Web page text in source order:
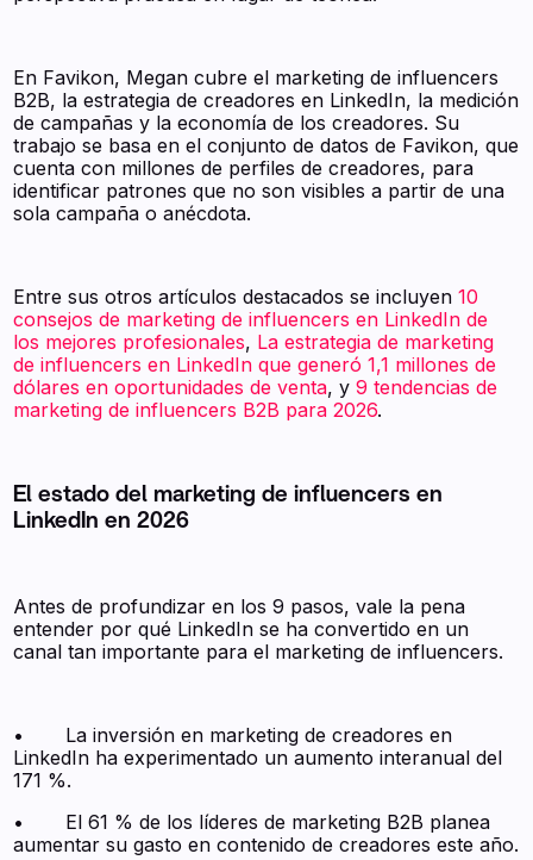
En Favikon, Megan cubre el marketing de influencers
B2B, la estrategia de creadores en LinkedIn, la medición
de campañas y la economía de los creadores. Su
trabajo se basa en el conjunto de datos de Favikon, que
cuenta con millones de perfiles de creadores, para
identificar patrones que no son visibles a partir de una
sola campaña o anécdota.
Entre sus otros artículos destacados se incluyen 10
consejos de marketing de influencers en LinkedIn de
los mejores profesionales, La estrategia de marketing
de influencers en LinkedIn que generó 1,1 millones de
dólares en oportunidades de venta, y 9 tendencias de
marketing de influencers B2B para 2026.
El estado del marketing de influencers en
LinkedIn en 2026
Antes de profundizar en los 9 pasos, vale la pena
entender por qué LinkedIn se ha convertido en un
canal tan importante para el marketing de influencers.
• La inversión en marketing de creadores en
LinkedIn ha experimentado un aumento interanual del
171 %.
• El 61 % de los líderes de marketing B2B planea
aumentar su gasto en contenido de creadores este año.